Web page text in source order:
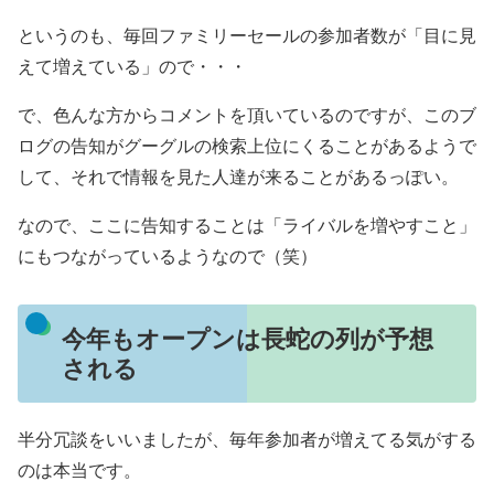
というのも、毎回ファミリーセールの参加者数が「目に見
えて増えている」ので・・・
で、色んな方からコメントを頂いているのですが、このブ
ログの告知がグーグルの検索上位にくることがあるようで
して、それで情報を見た人達が来ることがあるっぽい。
なので、ここに告知することは「ライバルを増やすこと」
にもつながっているようなので（笑）
今年もオープンは長蛇の列が予想
される
半分冗談をいいましたが、毎年参加者が増えてる気がする
のは本当です。